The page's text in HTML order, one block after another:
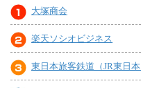
大塚商会
楽天ソシオビジネス
東日本旅客鉄道（JR東日本